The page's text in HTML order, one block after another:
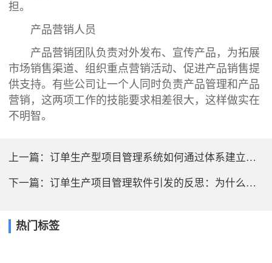
担。
产品营销人员
产品营销团队负责对外发布、宣传产品，为拓展
市场销售渠道、组织重点营销活动、促进产品销售提
供支持。有些公司让一个人同时负责产品管理和产品
营销，这两项工作的技能要求相差很大，这样做实在
不明智。
上一篇：订单生产型项目管理系统如何通过体系建立做好项目成本管理
下一篇：订单生产项目管理软件引发的反思：为什么没人购买我们的产品?
热门标签